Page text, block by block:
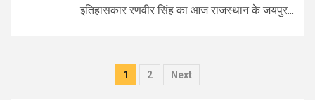
इतिहासकार रणवीर सिंह का आज राजस्थान के जयपुर...
Posts
1 2 Next